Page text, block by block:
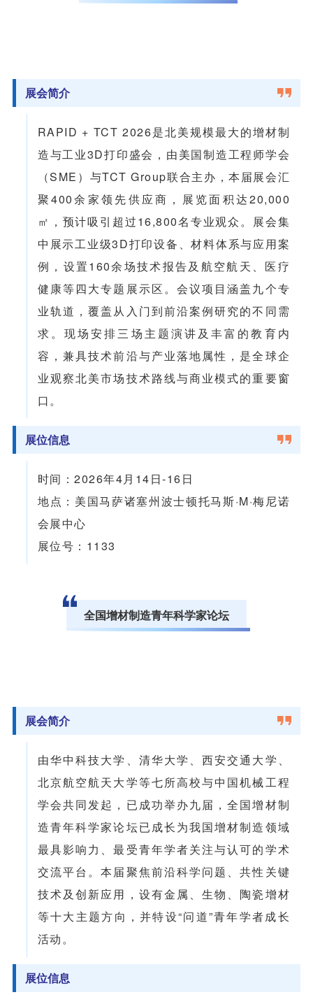
展会简介
RAPID + TCT 2026是北美规模最大的增材制
造与工业3D打印盛会，由美国制造工程师学会
（SME）与TCT Group联合主办，本届展会汇
聚400余家领先供应商，展览面积达20,000
㎡，预计吸引超过16,800名专业观众。展会集
中展示工业级3D打印设备、材料体系与应用案
例，设置160余场技术报告及航空航天、医疗
健康等四大专题展示区。会议项目涵盖九个专
业轨道，覆盖从入门到前沿案例研究的不同需
求。现场安排三场主题演讲及丰富的教育内
容，兼具技术前沿与产业落地属性，是全球企
业观察北美市场技术路线与商业模式的重要窗
口。
展位信息
时间：2026年4月14日-16日
地点：美国马萨诸塞州波士顿托马斯·M·梅尼诺
会展中心
展位号：1133
全国增材制造青年科学家论坛
展会简介
由华中科技大学、清华大学、西安交通大学、
北京航空航天大学等七所高校与中国机械工程
学会共同发起，已成功举办九届，全国增材制
造青年科学家论坛已成长为我国增材制造领域
最具影响力、最受青年学者关注与认可的学术
交流平台。本届聚焦前沿科学问题、共性关键
技术及创新应用，设有金属、生物、陶瓷增材
等十大主题方向，并特设“问道”青年学者成长
活动。
展位信息